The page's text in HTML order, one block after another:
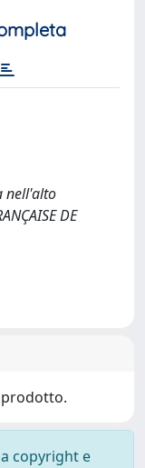
nell'alto
DE
prodotto.
copyright e